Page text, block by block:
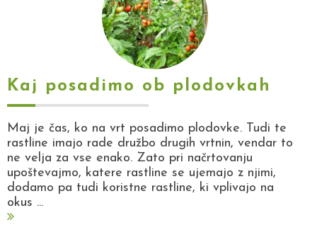
Kaj posadimo ob plodovkah
Maj je čas, ko na vrt posadimo plodovke. Tudi te
rastline imajo rade družbo drugih vrtnin, vendar to
ne velja za vse enako. Zato pri načrtovanju
upoštevajmo, katere rastline se ujemajo z njimi,
dodamo pa tudi koristne rastline, ki vplivajo na
okus ...